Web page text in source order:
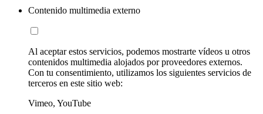
Contenido multimedia externo
Al aceptar estos servicios, podemos mostrarte vídeos u otros
contenidos multimedia alojados por proveedores externos.
Con tu consentimiento, utilizamos los siguientes servicios de
terceros en este sitio web:
Vimeo, YouTube